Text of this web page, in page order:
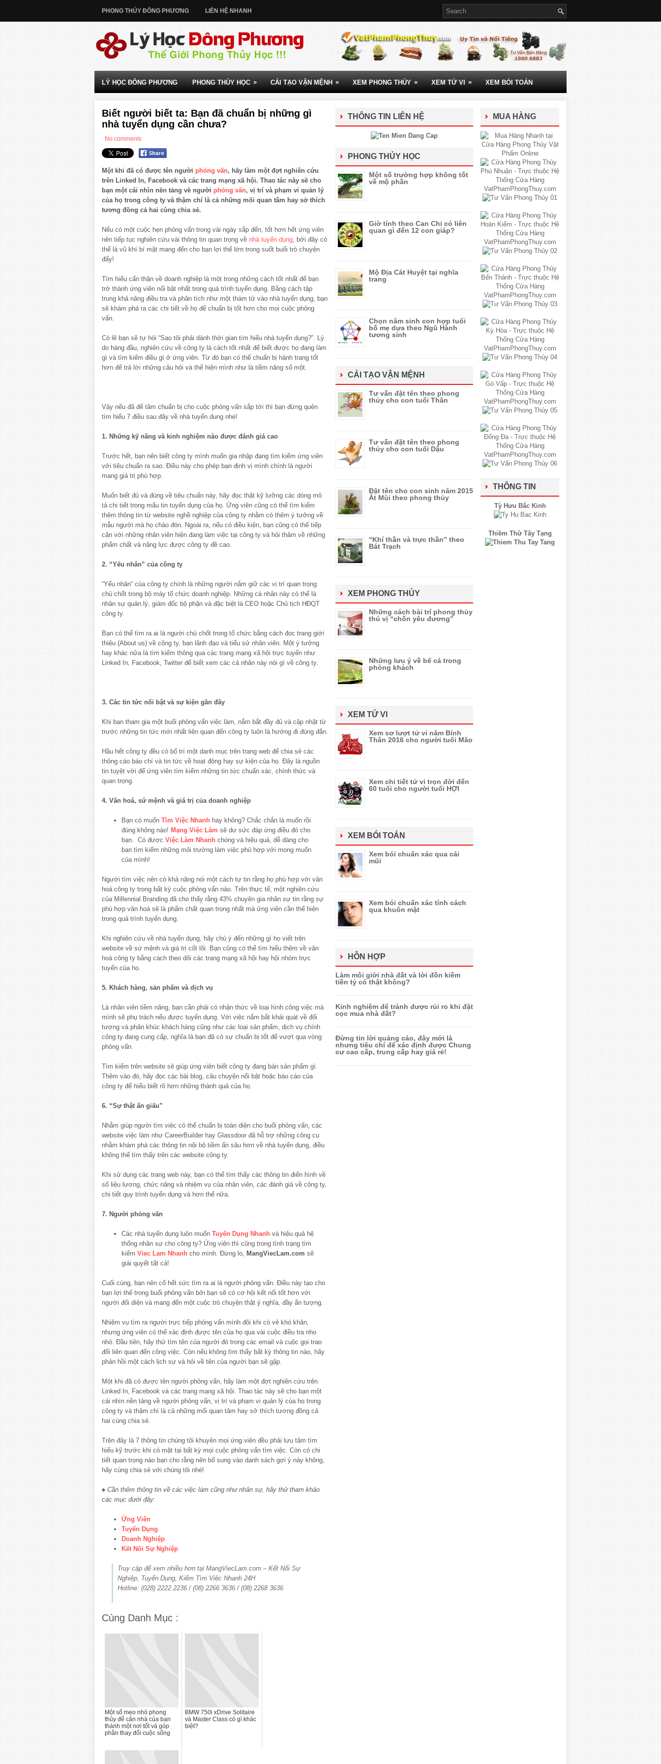
PHONG THỦY ĐÔNG PHƯƠNG LIÊN HỆ NHANH
LÝ HỌC ĐÔNG PHƯƠNG PHONG THỦY HỌC » CẢI TẠO VẬN MỆNH » XEM PHONG THỦY » XEM TỬ VI » XEM BÓI TOÁN
Biết người biết ta: Bạn đã chuẩn bị những gì
nhà tuyển dụng cần chưa?
No comments
Một khi đã có được tên người phỏng vấn, hãy làm một đợt nghiên cứu
trên Linked In, Facebook và các trang mạng xã hội. Thao tác này sẽ cho
bạn một cái nhìn nền tảng về người phỏng vấn, vị trí và phạm vi quản lý
của họ trong công ty và thậm chí là cả những mối quan tâm hay sở thích
tương đồng cả hai cùng chia sẻ.
Nếu có một cuộc hẹn phỏng vấn trong vài ngày sắp đến, tốt hơn hết ứng viên
nên tiếp tục nghiên cứu vài thông tin quan trọng về nhà tuyển dụng , bởi đây có
thể là vũ khí bí mật mang đến cho bạn lợi thế lớn trong suốt buổi trò chuyện
đấy!
Tìm hiểu cẩn thận về doanh nghiệp là một trong những cách tốt nhất để bạn
trở thành ứng viên nổi bật nhất trong quá trình tuyển dụng. Bằng cách tập
trung khả năng điều tra và phân tích như một thám tử vào nhà tuyển dụng, bạn
sẽ khám phá ra các chi tiết về họ để chuẩn bị tốt hơn cho mọi cuộc phỏng
vấn.
Có lẽ bạn sẽ tự hỏi “Sao tôi phải dành thời gian tìm hiểu nhà tuyển dụng?”. Lý
do hàng đầu, nghiên cứu về công ty là cách tốt nhất để biết được họ đang làm
gì và tìm kiếm điều gì ở ứng viên. Từ đó bạn có thể chuẩn bị hành trang tốt
hơn để trả lời những câu hỏi và thể hiện mình như là tiềm năng số một.
Vậy nếu đã để tâm chuẩn bị cho cuộc phỏng vấn sắp tới thì bạn đừng quên
tìm hiểu 7 điều sau đây về nhà tuyển dung nhé!
1. Những kỹ năng và kinh nghiệm nào được đánh giá cao
Trước hết, bạn nên biết công ty mình muốn gia nhập đang tìm kiếm ứng viên
với tiêu chuẩn ra sao. Điều này cho phép bạn định vị mình chính là người
mang giá trị phù hợp.
Muốn biết đủ và đúng về tiêu chuẩn này, hãy đọc thật kỹ lưỡng các dòng mô
tả chi tiết trong mẩu tin tuyển dụng của họ. Ứng viên cũng có thể tìm kiếm
thêm thông tin từ website nghề nghiệp của công ty nhằm có thêm ý tưởng về
mẫu người mà họ chào đón. Ngoài ra, nếu có điều kiện, bạn cũng có thể tiếp
cận với những nhân viên hiện đang làm việc tại công ty và hỏi thăm về những
phẩm chất và năng lực được công ty đề cao.
2. “Yếu nhân” của công ty
“Yếu nhân” của công ty chính là những người nắm giữ các vị trí quan trọng
chủ chốt trong bộ máy tổ chức doanh nghiệp. Những cá nhân này có thể là
nhân sự quản lý, giám đốc bộ phận và đặc biệt là CEO hoặc Chủ tịch HĐQT
công ty.
Bạn có thể tìm ra ai là người chủ chốt trong tổ chức bằng cách đọc trang giới
thiệu (About us) về công ty, ban lãnh đạo và tiểu sử nhân viên. Một ý tưởng
hay khác nữa là tìm kiếm thông qua các trang mạng xã hội trực tuyến như
Linked In, Facebook, Twitter để biết xem các cá nhân này nói gì về công ty.
3. Các tin tức nổi bật và sự kiện gần đây
Khi bạn tham gia một buổi phỏng vấn việc làm, nắm bắt đầy đủ và cập nhật từ
trước những tin tức mới nhất liên quan đến công ty luôn là hướng đi đúng đắn.
Hầu hết công ty đều có bố trí một danh mục trên trang web để chia sẻ các
thông cáo báo chí và tin tức về hoạt động hay sự kiện của họ. Đây là nguồn
tin tuyệt vời để ứng viên tìm kiếm những tin tức chuẩn xác, chính thức và
quan trọng.
4. Văn hoá, sứ mệnh và giá trị của doanh nghiệp
Bạn có muốn Tìm Việc Nhanh hay không? Chắc chắn là muốn rồi
đúng không nào! Mạng Việc Làm sẽ dư sức đáp ứng điều đó cho
bạn. Có được Việc Làm Nhanh chóng và hiệu quả, dễ dàng cho
bạn tìm kiếm những môi trường làm việc phù hợp với mong muốn
của mình!
Người tìm việc nên có khả năng nói một cách tự tin rằng họ phù hợp với văn
hoá công ty trong bất kỳ cuộc phỏng vấn nào. Trên thực tế, một nghiên cứu
của Millennial Branding đã cho thấy rằng 43% chuyên gia nhân sự tin rằng sự
phù hợp văn hoá sẽ là phẩm chất quan trọng nhất mà ứng viên cần thể hiện
trong quá trình tuyển dụng.
Khi nghiên cứu về nhà tuyển dụng, hãy chú ý đến những gì họ viết trên
website về sứ mệnh và giá trị cốt lõi. Bạn cũng có thể tìm hiểu thêm về văn
hoá công ty bằng cách theo dõi các trang mạng xã hội hay hội nhóm trực
tuyến của họ.
5. Khách hàng, sản phẩm và dịch vụ
Là nhân viên tiềm năng, bạn cần phải có nhận thức về loại hình công việc mà
mình sẽ phụ trách nếu được tuyển dụng. Với việc nắm bắt khái quát về đối
tượng và phân khúc khách hàng cũng như các loại sản phẩm, dịch vụ chính
công ty đang cung cấp, nghĩa là bạn đã có sự chuẩn bị tốt để vượt qua vòng
phỏng vấn.
Tìm kiếm trên website sẽ giúp ứng viên biết công ty đang bán sản phẩm gì.
Thêm vào đó, hãy đọc các bài blog, câu chuyện nổi bật hoặc báo cáo của
công ty để hiểu biết rõ hơn những thành quả của họ.
6. “Sự thật ẩn giấu”
Nhằm giúp người tìm việc có thể chuẩn bị toàn diện cho buổi phỏng vấn, các
website việc làm như CareerBuilder hay Glassdoor đã hỗ trợ những công cụ
nhằm khám phá các thông tin nội bộ tiềm ẩn sâu hơn về nhà tuyển dụng, điều
không thể tìm thấy trên các website công ty.
Khi sử dụng các trang web này, bạn có thể tìm thấy các thông tin điển hình về
số liệu lương, chức năng và nhiệm vụ của nhân viên, các đánh giá về công ty,
chi tiết quy trình tuyển dụng và hơn thế nữa.
7. Người phỏng vấn
Các nhà tuyển dụng luôn muốn Tuyển Dụng Nhanh và hiệu quả hệ
thống nhân sự cho công ty? Ứng viên thì cũng trong tình trạng tìm
kiếm Viec Lam Nhanh cho mình. Đừng lo, MangViecLam.com sẽ
giải quyết tất cả!
Cuối cùng, bạn nên cố hết sức tìm ra ai là người phỏng vấn. Điều này tạo cho
bạn lợi thế trong buổi phỏng vấn bởi bạn sẽ có cơ hội kết nối tốt hơn với
người đối diện và mang đến một cuộc trò chuyện thật ý nghĩa, đầy ấn tượng.
Nhiệm vụ tìm ra người trực tiếp phỏng vấn mình đôi khi có vẻ khó khăn,
nhưng ứng viên có thể xác định được tên của họ qua vài cuộc điều tra nho
nhỏ. Đầu tiên, hãy thử tìm tên của người đó trong các email và cuộc gọi trao
đổi liên quan đến công việc. Còn nếu không tìm thấy bất kỳ thông tin nào, hãy
phản hồi một cách lịch sự và hỏi về tên của người bạn sẽ gặp.
Một khi đã có được tên người phỏng vấn, hãy làm một đợt nghiên cứu trên
Linked In, Facebook và các trang mạng xã hội. Thao tác này sẽ cho bạn một
cái nhìn nền tảng về người phỏng vấn, vị trí và phạm vi quản lý của họ trong
công ty và thậm chí là cả những mối quan tâm hay sở thích tương đồng cả
hai cùng chia sẻ.
Trên đây là 7 thông tin chúng tôi khuyên mọi ứng viên đều phải lưu tâm tìm
hiểu kỹ trước khi có mặt tại bất kỳ mọi cuộc phỏng vấn tìm việc. Còn có chi
tiết quan trọng nào bạn cho rằng nên bổ sung vào danh sách gợi ý này không,
hãy cùng chia sẻ với chúng tôi nhé!
♠ Cần thêm thông tin về các việc làm cũng như nhân sự, hãy thử tham khảo
các mục dưới đây:
Ứng Viên
Tuyển Dụng
Doanh Nghiệp
Kết Nối Sự Nghiệp
Truy cập để xem nhiều hơn tại MangViecLam.com – Kết Nối Sự
Nghiệp, Tuyển Dụng, Kiếm Tìm Việc Nhanh 24H
Hotline: (028) 2222 2236 / (08) 2266 3636 / (08) 2268 3636
Cùng Danh Mục :
Một số mẹo nhỏ phong
thủy để căn nhà của bạn
thành một nơi tốt và góp
phần thay đổi cuộc sống
BMW 750i xDrive Solitaire
và Master Class có gì khác
biệt?
THÔNG TIN LIÊN HỆ
PHONG THỦY HỌC
Một số trường hợp không tốt
về mộ phần
Giờ tính theo Can Chi có liên
quan gì đến 12 con giáp?
Mộ Địa Cát Huyệt tại nghĩa
trang
Chọn năm sinh con hợp tuổi
bố mẹ dựa theo Ngũ Hành
tương sinh
CẢI TẠO VẬN MỆNH
Tư vấn đặt tên theo phong
thủy cho con tuổi Thân
Tư vấn đặt tên theo phong
thủy cho con tuổi Dậu
Đặt tên cho con sinh năm 2015
Ất Mùi theo phong thủy
“Khí thần và trực thần” theo
Bát Trạch
XEM PHONG THỦY
Những cách bài trí phong thủy
thú vị “chốn yêu đương”
Những lưu ý về bể cá trong
phòng khách
XEM TỬ VI
Xem sơ lượt tử vi năm Bính
Thân 2016 cho người tuổi Mão
Xem chi tiết tử vi trọn đời đến
60 tuổi cho người tuổi HỢI
XEM BÓI TOÁN
Xem bói chuẩn xác qua cái
mũi
Xem bói chuẩn xác tính cách
qua khuôn mặt
HỖN HỢP
Làm môi giới nhà đất và lời đồn kiếm
tiền tỷ có thật không?
Kinh nghiệm để tránh được rủi ro khi đặt
cọc mua nhà đất?
Đừng tin lời quảng cáo, đây mới là
nhưng tiêu chí để xác định được Chung
cư cao cấp, trung cấp hay giá rẻ!
MUA HÀNG
THÔNG TIN
Tỳ Hưu Bắc Kinh
Thiềm Thừ Tây Tạng